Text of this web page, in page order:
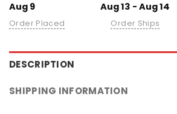
Aug 9
Order Placed
Aug 13 - Aug 14
Order Ships
DESCRIPTION
SHIPPING INFORMATION